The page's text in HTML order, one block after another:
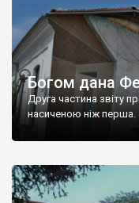
Богом дана
Друга частина звіту
насиченою ніж перша.